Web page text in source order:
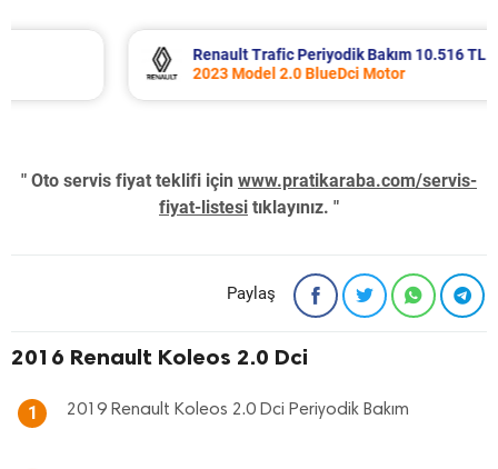
Renault Trafic Periyodik Bakım 10.516 TL
2023 Model 2.0 BlueDci Motor
" Oto servis fiyat teklifi için www.pratikaraba.com/servis-
fiyat-listesi tıklayınız. "
Paylaş
2016 Renault Koleos 2.0 Dci
1 2019 Renault Koleos 2.0 Dci Periyodik Bakım